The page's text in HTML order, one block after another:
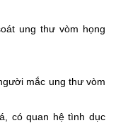
ung thư vòm họng
mắc ung thư vòm
có quan hệ tình dục